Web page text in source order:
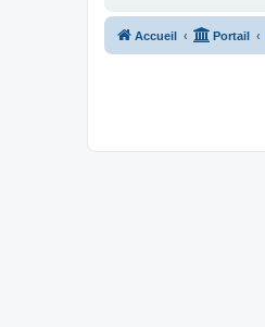
Accueil Portail